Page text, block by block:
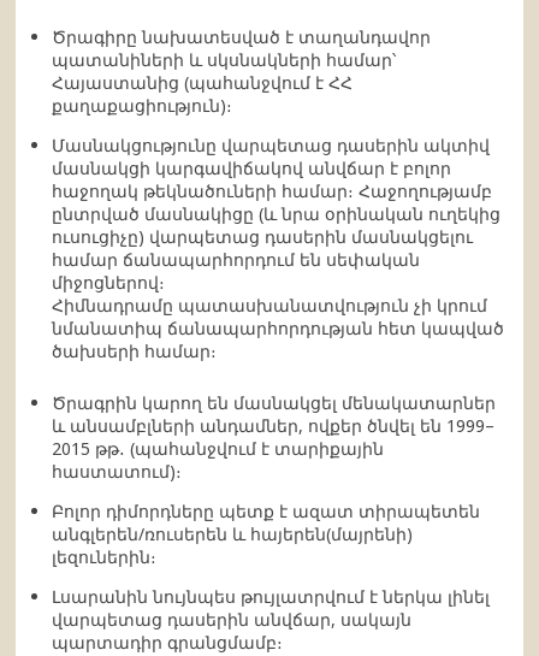
Ծրագիրը նախատեսված է տաղանդավոր
պատանիների և սկսնակների համար՝
Հայաստանից (պահանջվում է ՀՀ
քաղաքացիություն)։
Մասնակցությունը վարպետաց դասերին ակտիվ
մասնակցի կարգավիճակով անվճար է բոլոր
հաջողակ թեկնածուների համար։ Հաջողությամբ
ընտրված մասնակիցը (և նրա օրինական ուղեկից
ուսուցիչը) վարպետաց դասերին մասնակցելու
համար ճանապարհորդում են սեփական
միջոցներով։
Հիմնադրամը պատասխանատվություն չի կրում
նմանատիպ ճանապարհորդության հետ կապված
ծախսերի համար։
Ծրագրին կարող են մասնակցել մենակատարներ
և անսամբլների անդամներ, ովքեր ծնվել են 1999–
2015 թթ․ (պահանջվում է տարիքային
հաստատում)։
Բոլոր դիմորդները պետք է ազատ տիրապետեն
անգլերեն/ռուսերեն և հայերեն(մայրենի)
լեզուներին։
Լսարանին նույնպես թույլատրվում է ներկա լինել
վարպետաց դասերին անվճար, սակայն
պարտադիր գրանցմամբ։